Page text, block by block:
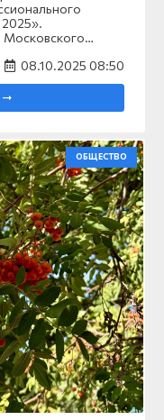
Московского…
08.10.2025 08:50
ОБЩЕСТВО